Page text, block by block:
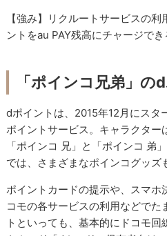
【強み】リクルートサービスの
ントをau PAY残高にチャージでき
「ポインコ兄弟」の
dポイントは、2015年12月にスタ
ポイントサービス。キャラクター
「ポインコ 兄」と「ポインコ 弟
では、さまざまなポインコグッズ
ポイントカードの提示や、スマホ
コモの各サービスの利用などで
トといっても、基本的にドコモ